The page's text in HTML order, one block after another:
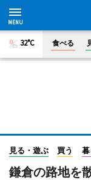
32°C 食べる
見る・遊ぶ 買う 暮
鎌倉の路地を